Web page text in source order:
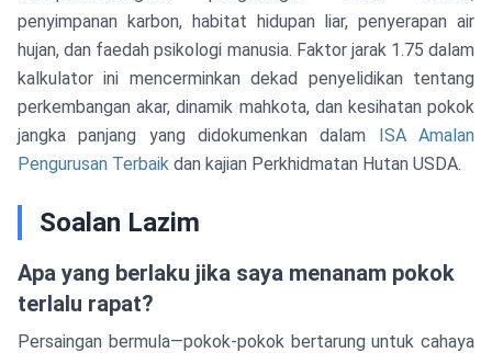
penyimpanan karbon, habitat hidupan liar, penyerapan air
hujan, dan faedah psikologi manusia. Faktor jarak 1.75 dalam
kalkulator ini mencerminkan dekad penyelidikan tentang
perkembangan akar, dinamik mahkota, dan kesihatan pokok
jangka panjang yang didokumenkan dalam ISA Amalan
Pengurusan Terbaik dan kajian Perkhidmatan Hutan USDA.
Soalan Lazim
Apa yang berlaku jika saya menanam pokok
terlalu rapat?
Persaingan bermula—pokok-pokok bertarung untuk cahaya